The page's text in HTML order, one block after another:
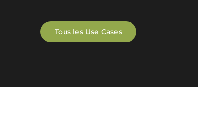
Tous les Use Cases